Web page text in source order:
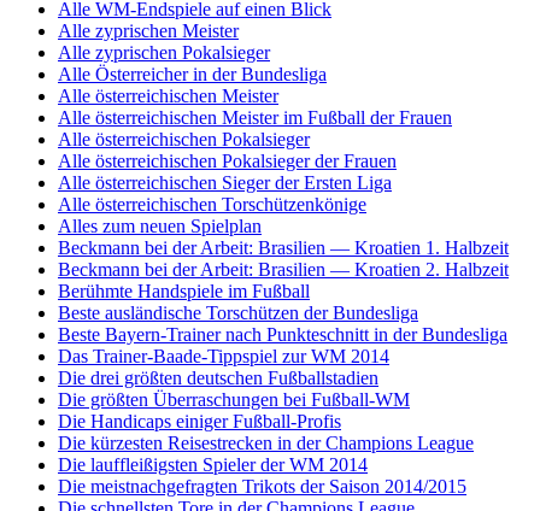
Alle WM-Endspiele auf einen Blick
Alle zyprischen Meister
Alle zyprischen Pokalsieger
Alle Österreicher in der Bundesliga
Alle österreichischen Meister
Alle österreichischen Meister im Fußball der Frauen
Alle österreichischen Pokalsieger
Alle österreichischen Pokalsieger der Frauen
Alle österreichischen Sieger der Ersten Liga
Alle österreichischen Torschützenkönige
Alles zum neuen Spielplan
Beckmann bei der Arbeit: Brasilien — Kroatien 1. Halbzeit
Beckmann bei der Arbeit: Brasilien — Kroatien 2. Halbzeit
Berühmte Handspiele im Fußball
Beste ausländische Torschützen der Bundesliga
Beste Bayern-Trainer nach Punkteschnitt in der Bundesliga
Das Trainer-Baade-Tippspiel zur WM 2014
Die drei größten deutschen Fußballstadien
Die größten Überraschungen bei Fußball-WM
Die Handicaps einiger Fußball-Profis
Die kürzesten Reisestrecken in der Champions League
Die lauffleißigsten Spieler der WM 2014
Die meistnachgefragten Trikots der Saison 2014/2015